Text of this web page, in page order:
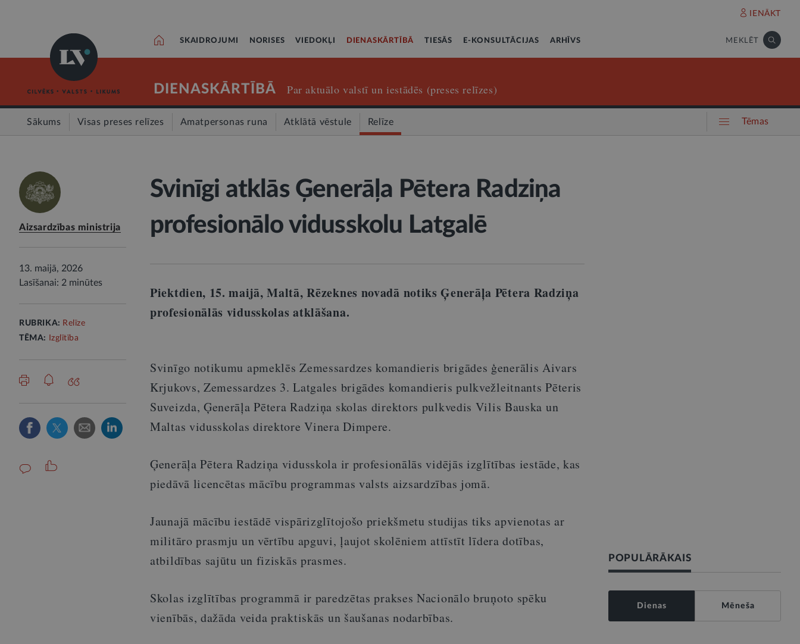
IENĀKT
SKAIDROJUMI NORISES VIEDOKĻI DIENASKĀRTĪBĀ TIESĀS E-KONSULTĀCIJAS ARHĪVS MEKLĒT
DIENASKĀRTĪBĀ Par aktuālo valstī un iestādēs (preses relīzes)
Sākums Visas preses relīzes Amatpersonas runa Atklātā vēstule Relīze Tēmas
Aizsardzības ministrija
13. maijā, 2026
Lasīšanai: 2 minūtes
RUBRIKA: Relīze
TĒMA:
Izglītība
Svinīgi atklās Ģenerāļa Pētera Radziņa
profesionālo vidusskolu Latgalē
Piektdien, 15. maijā, Maltā, Rēzeknes novadā notiks Ģenerāļa Pētera Radziņa
profesionālās vidusskolas atklāšana.
Svinīgo notikumu apmeklēs Zemessardzes komandieris brigādes ģenerālis Aivars
Krjukovs, Zemessardzes 3. Latgales brigādes komandieris pulkvežleitnants Pēteris
Suveizda, Ģenerāļa Pētera Radziņa skolas direktors pulkvedis Vilis Bauska un
Maltas vidusskolas direktore Vinera Dimpere.
Ģenerāļa Pētera Radziņa vidusskola ir profesionālās vidējās izglītības iestāde, kas
piedāvā licencētas mācību programmas valsts aizsardzības jomā.
Jaunajā mācību iestādē vispārizglītojošo priekšmetu studijas tiks apvienotas ar
militāro prasmju un vērtību apguvi, ļaujot skolēniem attīstīt līdera dotības,
atbildības sajūtu un fiziskās prasmes.
Skolas izglītības programmā ir paredzētas prakses Nacionālo bruņoto spēku
vienībās, dažāda veida praktiskās un šaušanas nodarbības.
POPULĀRĀKAIS
Dienas Mēneša